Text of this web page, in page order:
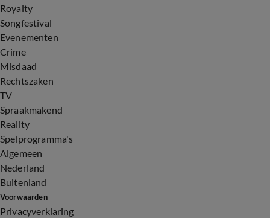
Royalty
Songfestival
Evenementen
Crime
Misdaad
Rechtszaken
TV
Spraakmakend
Reality
Spelprogramma's
Algemeen
Nederland
Buitenland
Voorwaarden
Privacyverklaring